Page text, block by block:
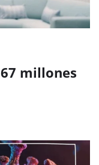
millones